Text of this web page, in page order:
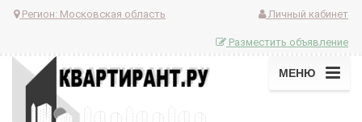
Регион: Московская область Личный кабинет
Разместить объявление
МЕНЮ